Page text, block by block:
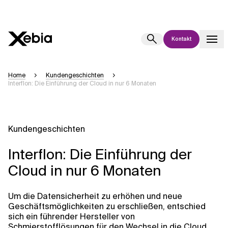
Kontakt
Bitte überprüfen Sie wichtige Informationen, bevor Sie
Antwort
Home
Kundengeschichten
Interflon: Die Einführung der Cloud in nur 6 Monaten
Kundengeschichten
Interflon: Die Einführung der
Cloud in nur 6 Monaten
Um die Datensicherheit zu erhöhen und neue
Geschäftsmöglichkeiten zu erschließen, entschied
sich ein führender Hersteller von